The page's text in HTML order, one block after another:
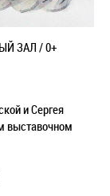
ЗАЛ / 0+
и Сергея
выставочном